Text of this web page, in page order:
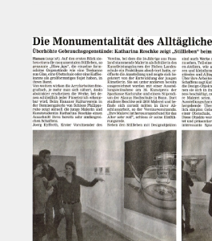
Künstler*innen der
Remise
Grundsatzprogramm
Historie
Impressum
Mitglieder-Info
Sonderpreis Kultur